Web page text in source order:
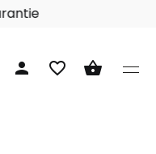
person favorite_border shopping_basket